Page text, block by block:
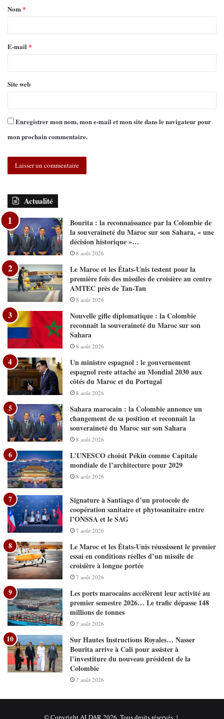
Nom*
E-mail *
Site web
Enregistrer mon nom, mon e-mail et mon site dans le navigateur pour
mon prochain commentaire.
Actualité
Bourita : la reconnaissance par la Colombie de
la souveraineté du Maroc sur son Sahara, « une
décision historique »…
8 août 2026
Le Maroc et les États-Unis testent pour la
première fois des missiles de croisière au centre
AMTEC près de Tan-Tan
8 août 2026
Nouvelle gifle diplomatique : la Colombie
reconnaît la souveraineté du Maroc sur son
Sahara
8 août 2026
Un ministre espagnol : le gouvernement
espagnol reste attaché au Mondial 2030 aux
côtés du Maroc et du Portugal
8 août 2026
Sahara marocain : la Colombie annonce un
changement de sa position et reconnaît la
souveraineté du Maroc sur son Sahara
8 août 2026
L’UNESCO choisit Pékin comme Capitale
mondiale de l’architecture pour 2029
8 août 2026
Signature à Santiago d’un protocole de
coopération sanitaire et phytosanitaire entre
l’ONSSA et le SAG
7 août 2026
Le Maroc et les États-Unis réussissent le premier
essai en conditions réelles d’un missile de
croisière à longue portée
7 août 2026
Les ports marocains accélèrent leur activité au
premier semestre 2026… Le trafic dépasse 148
millions de tonnes
7 août 2026
Sur Hautes Instructions Royales… Nasser
Bourita arrive à Cali pour assister à
l’investiture du nouveau président de la
Colombie
7 août 2026
© Copyright ALDAR 2026, Tous droits réservés |